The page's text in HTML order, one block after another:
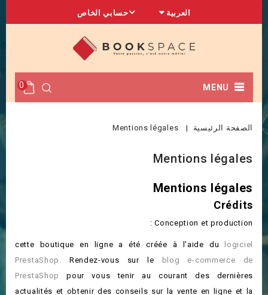
العربية حسابي الخاص
0 MENU
الصفحة الرئيسية Mentions légales
Mentions légales
Mentions légales
Crédits
Conception et production :
cette boutique en ligne a été créée à l'aide du
logiciel
PrestaShop. Rendez-vous sur le
blog e-commerce de
PrestaShop
pour vous tenir au courant des dernières
actualités et obtenir des conseils sur la vente en ligne et la